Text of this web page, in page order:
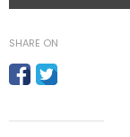
SHARE ON